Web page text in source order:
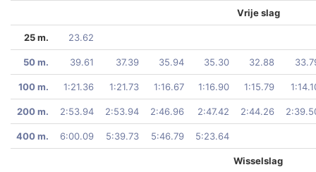
Vrije slag
25 m. 23.62
50 m. 39.61 37.39 35.94 35.30 32.88
100 m. 1:21.36 1:21.73 1:16.67 1:16.90 1:15.79
200 m. 2:53.94 2:53.94 2:46.96 2:47.42 2:44.26
400 m. 6:00.09 5:39.73 5:46.79 5:23.64
Wisselslag